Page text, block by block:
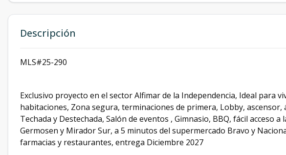
Descripción
MLS#25-290
Exclusivo proyecto en el sector Alfimar de la Independencia, Ideal para
habitaciones, Zona segura, terminaciones de primera, Lobby,
Techada y Destechada, Salón de eventos , Gimnasio, BBQ, fácil acceso a
Germosen y Mirador Sur, a 5 minutos del supermercado Bravo y
farmacias y restaurantes, entrega Diciembre 2027